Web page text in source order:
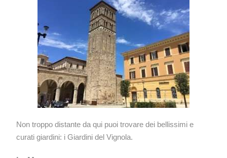
Non troppo distante da qui puoi trovare dei bellissimi e
curati giardini: i Giardini del Vignola.